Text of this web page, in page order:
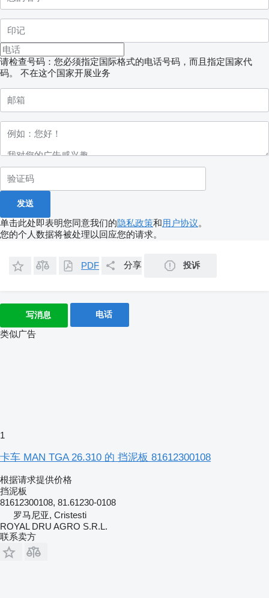
请检查号码：您必须指定国际格式的电话号码，而且指定国家代
码。
不在这个国家开展业务
单击此处即表明您同意我们的隐私政策和用户协议。
您的个人数据将被处理以回应您的请求。
PDF 分享 投诉
写消息 电话
类似广告
1
卡车 MAN TGA 26.310 的 挡泥板 81612300108
根据请求提供价格
挡泥板
81612300108, 81.61230-0108
罗马尼亚, Cristesti
ROYAL DRU AGRO S.R.L.
联系卖方